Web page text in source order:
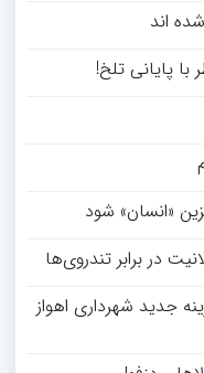
اند
با پایانی تلخ!
«انسان» شود
در برابر تندروی‌ها
جدید شهرداری اهواز